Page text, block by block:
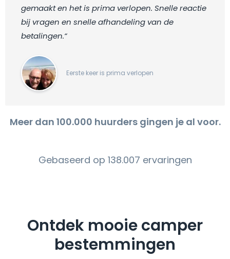
gemaakt en het is prima verlopen. Snelle reactie
bij vragen en snelle afhandeling van de
betalingen.“
Eerste keer is prima verlopen
Meer dan 100.000 huurders gingen je al voor.
Gebaseerd op 138.007 ervaringen
Ontdek mooie camper
bestemmingen